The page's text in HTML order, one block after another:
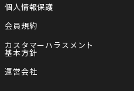
個人情報保護
会員規約
カスタマーハラスメント
基本方針
運営会社